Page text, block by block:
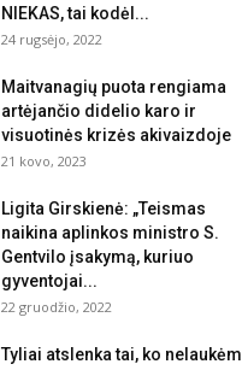
NIEKAS, tai kodėl...
24 rugsėjo, 2022
Maitvanagių puota rengiama
artėjančio didelio karo ir
visuotinės krizės akivaizdoje
21 kovo, 2023
Ligita Girskienė: „Teismas
naikina aplinkos ministro S.
Gentvilo įsakymą, kuriuo
gyventojai...
22 gruodžio, 2022
Tyliai atslenka tai, ko nelaukėm